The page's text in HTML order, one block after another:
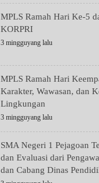
MPLS Ramah Hari Ke-5
KORPRI
3 mingguyang lalu
MPLS Ramah Hari
Karakter, Wawasan, dan
Lingkungan
3 mingguyang lalu
SMA Negeri 1 Pejagoan
dan Evaluasi dari
dan Cabang Dinas